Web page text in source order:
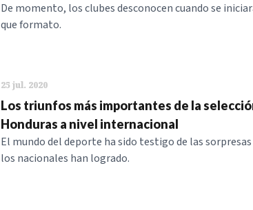
De momento, los clubes desconocen cuando se
que formato.
25 jul. 2020
Los triunfos más importantes de la
Honduras a nivel internacional
El mundo del deporte ha sido testigo de las
los nacionales han logrado.